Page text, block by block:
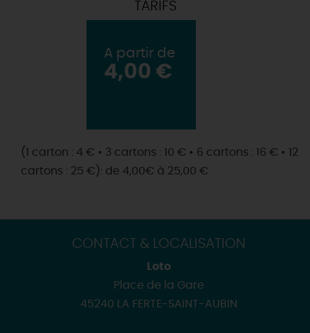
TARIFS
A partir de
4,00 €
(1 carton : 4 € • 3 cartons : 10 € • 6 cartons : 16 € • 12
cartons : 25 €): de 4,00€ à 25,00 €
CONTACT & LOCALISATION
Loto
Place de la Gare
45240 LA FERTE-SAINT-AUBIN